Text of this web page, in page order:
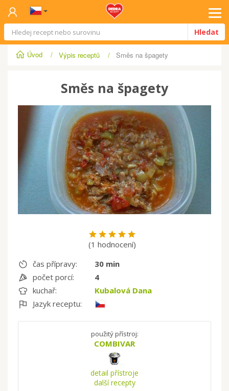
Hledat
Úvod / Výpis receptů / Směs na špagety
Směs na špagety
(1 hodnocení)
čas přípravy:
30 min
počet porcí:
4
kuchař:
Kubalová Dana
Jazyk receptu:
použitý přístroj:
COMBIVAR
detail přístroje
další recepty